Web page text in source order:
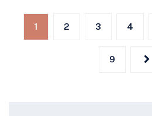
pagination
1 2 3 4
9